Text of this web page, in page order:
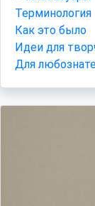
Терминология
Как это было
Идеи для
Для